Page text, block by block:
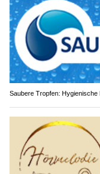
Saubere Tropfen: